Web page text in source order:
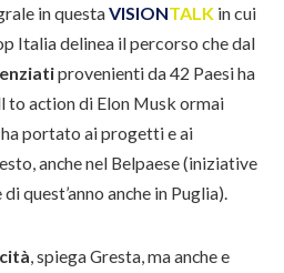
in questaVISIONTALK in cui
Italia delinea il percorso che dal
provenienti da 42 Paesi ha
to action di Elon Musk ormai
portato ai progetti e ai
anche nel Belpaese (iniziative
quest’anno anche in Puglia).
, spiega Gresta, ma anche e